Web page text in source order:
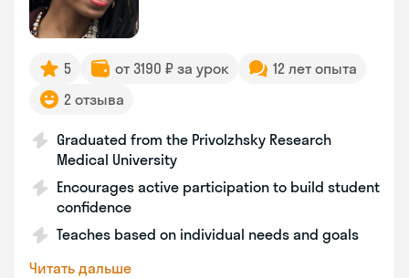
5 от 3190 ₽ за урок
12 лет опыта
2 отзыва
Graduated from the Privolzhsky Research
Medical University
Encourages active participation to build student
confidence
Teaches based on individual needs and goals
Читать дальше